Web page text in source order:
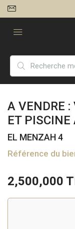
A VENDRE
ET
EL MENZAH 4
Référence du
2,500,000